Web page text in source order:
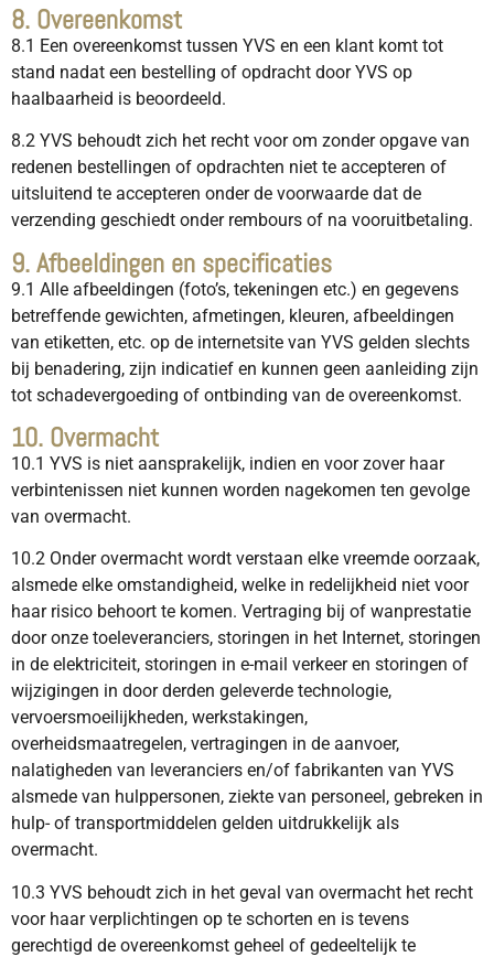
8. Overeenkomst
8.1 Een overeenkomst tussen YVS en een klant komt tot
stand nadat een bestelling of opdracht door YVS op
haalbaarheid is beoordeeld.
8.2 YVS behoudt zich het recht voor om zonder opgave van
redenen bestellingen of opdrachten niet te accepteren of
uitsluitend te accepteren onder de voorwaarde dat de
verzending geschiedt onder rembours of na vooruitbetaling.
9. Afbeeldingen en specificaties
9.1 Alle afbeeldingen (foto’s, tekeningen etc.) en gegevens
betreffende gewichten, afmetingen, kleuren, afbeeldingen
van etiketten, etc. op de internetsite van YVS gelden slechts
bij benadering, zijn indicatief en kunnen geen aanleiding zijn
tot schadevergoeding of ontbinding van de overeenkomst.
10. Overmacht
10.1 YVS is niet aansprakelijk, indien en voor zover haar
verbintenissen niet kunnen worden nagekomen ten gevolge
van overmacht.
10.2 Onder overmacht wordt verstaan elke vreemde oorzaak,
alsmede elke omstandigheid, welke in redelijkheid niet voor
haar risico behoort te komen. Vertraging bij of wanprestatie
door onze toeleveranciers, storingen in het Internet, storingen
in de elektriciteit, storingen in e-mail verkeer en storingen of
wijzigingen in door derden geleverde technologie,
vervoersmoeilijkheden, werkstakingen,
overheidsmaatregelen, vertragingen in de aanvoer,
nalatigheden van leveranciers en/of fabrikanten van YVS
alsmede van hulppersonen, ziekte van personeel, gebreken in
hulp- of transportmiddelen gelden uitdrukkelijk als
overmacht.
10.3 YVS behoudt zich in het geval van overmacht het recht
voor haar verplichtingen op te schorten en is tevens
gerechtigd de overeenkomst geheel of gedeeltelijk te